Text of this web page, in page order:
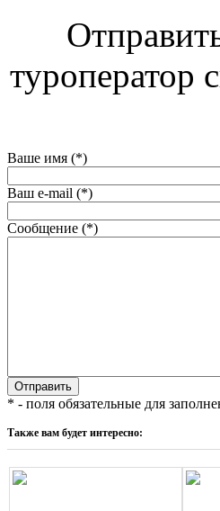
туроператор
Ваше имя (*)
Ваш e-mail (*)
Сообщение (*)
* - поля обязательные для
Также вам будет интересно: